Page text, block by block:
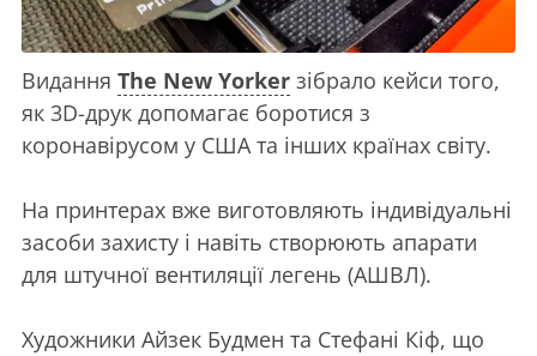
Видання The New Yorker зібрало кейси того,
як 3D-друк допомагає боротися з
коронавірусом у США та інших країнах світу.
На принтерах вже виготовляють індивідуальні
засоби захисту і навіть створюють апарати
для штучної вентиляції легень (АШВЛ).
Художники Айзек Будмен та Стефані Кіф, що